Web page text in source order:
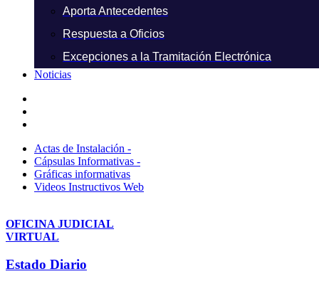
Aporta Antecedentes
Respuesta a Oficios
Excepciones a la Tramitación Electrónica
Noticias
Actas de Instalación -
Cápsulas Informativas -
Gráficas informativas
Videos Instructivos Web
OFICINA JUDICIAL
VIRTUAL
Estado Diario